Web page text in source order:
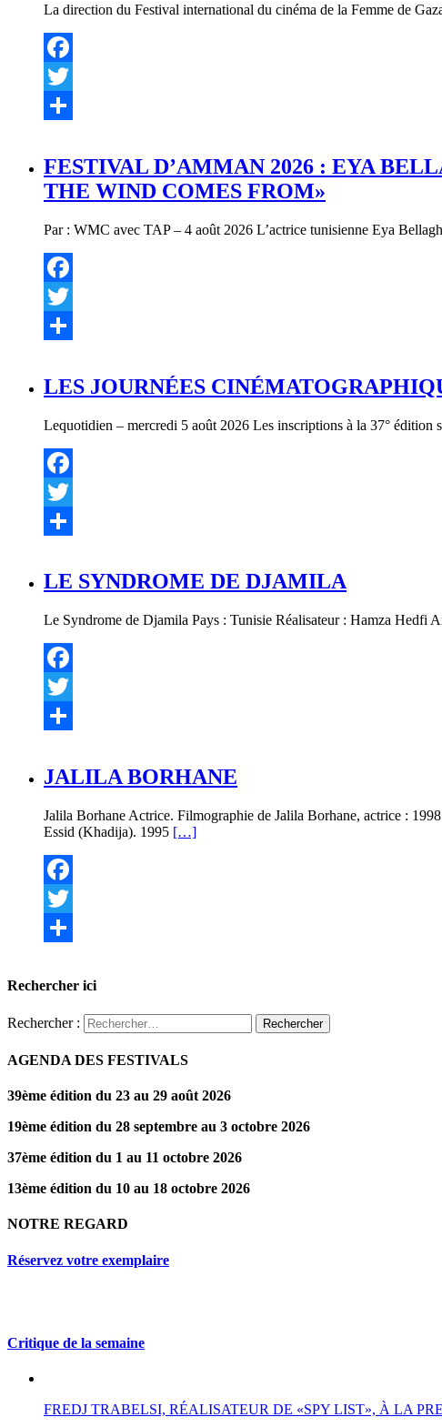
La direction du Festival international du cinéma de la Femme de
Facebook
Twitter
FESTIVAL D’AMMAN 2026 : EYA
THE WIND COMES FROM»
Par : WMC avec TAP – 4 août 2026 L’actrice tunisienne Eya
Facebook
Twitter
LES JOURNÉES
Lequotidien – mercredi 5 août 2026 Les inscriptions à la 37° édition
Facebook
Twitter
LE SYNDROME DE DJAMILA
Le Syndrome de Djamila Pays : Tunisie Réalisateur : Hamza Hedfi
Facebook
Twitter
JALILA BORHANE
Jalila Borhane Actrice. Filmographie de Jalila Borhane, actrice :
Essid (Khadija). 1995 […]
Facebook
Twitter
Rechercher ici
Rechercher :
AGENDA DES FESTIVALS
39ème édition du 23 au 29 août 2026
19ème édition du 28 septembre au 3 octobre 2026
37ème édition du 1 au 11 octobre 2026
13ème édition du 10 au 18 octobre 2026
NOTRE REGARD
Réservez votre exemplaire
Critique de la semaine
FREDJ TRABELSI, RÉALISATEUR DE «SPY LIST», À LA